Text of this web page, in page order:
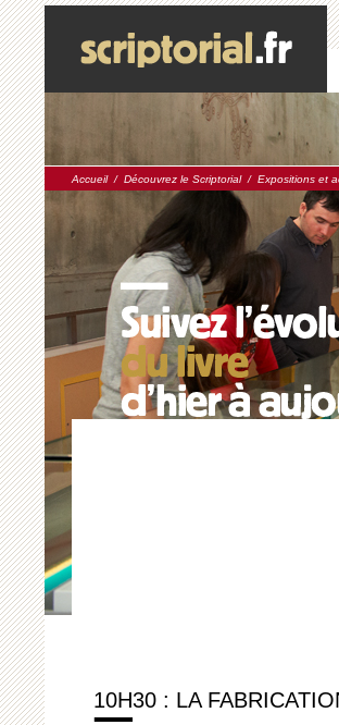
Accueil/ Découvrez le Scriptorial/ Expositions et
10H30 : LA